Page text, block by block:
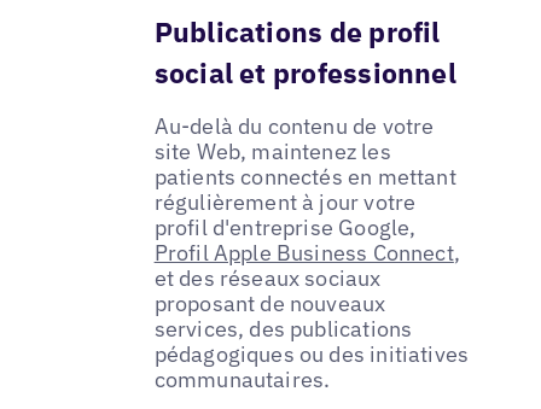
Publications de profil
social et professionnel
Au-delà du contenu de votre
site Web, maintenez les
patients connectés en mettant
régulièrement à jour votre
profil d'entreprise Google,
Profil Apple Business Connect,
et des réseaux sociaux
proposant de nouveaux
services, des publications
pédagogiques ou des initiatives
communautaires.